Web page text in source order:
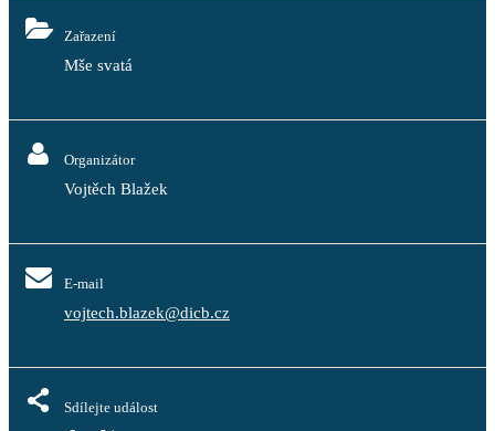
Zařazení
Mše svatá
Organizátor
Vojtěch Blažek
E-mail
vojtech.blazek@dicb.cz
Sdílejte událost